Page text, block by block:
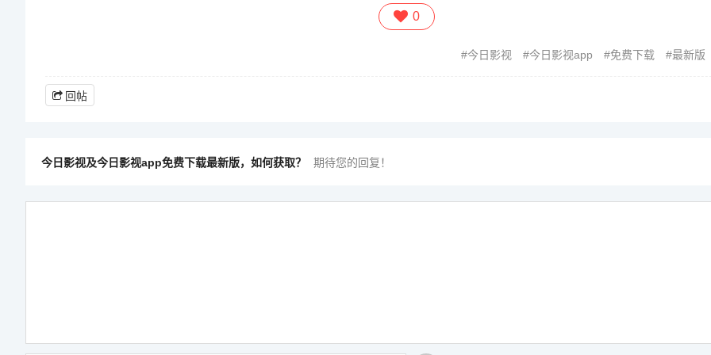
0
今日影视 今日影视app 免费下载 最新版
回帖
今日影视及今日影视app免费下载最新版，如何获取？ 期待您的回复！